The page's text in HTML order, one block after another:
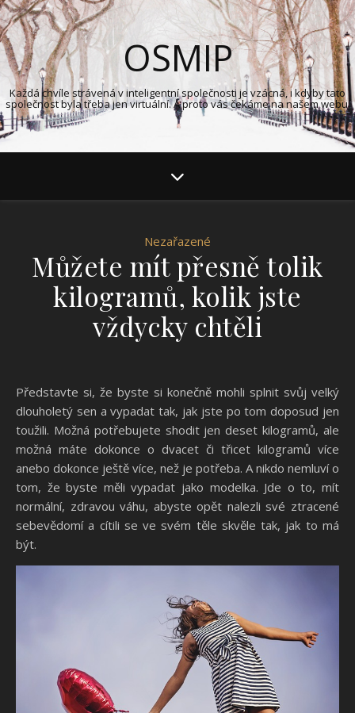
OSMIP
Každá chvíle strávená v inteligentní společnosti je vzácná, i kdyby tato
společnost byla třeba jen virtuální. A proto vás čekáme na našem webu.
Nezařazené
Můžete mít přesně tolik
kilogramů, kolik jste
vždycky chtěli
Představte si, že byste si konečně mohli splnit svůj velký
dlouholetý sen a vypadat tak, jak jste po tom doposud jen
toužili. Možná potřebujete shodit jen deset kilogramů, ale
možná máte dokonce o dvacet či třicet kilogramů více
anebo dokonce ještě více, než je potřeba. A nikdo nemluví o
tom, že byste měli vypadat jako modelka. Jde o to, mít
normální, zdravou váhu, abyste opět nalezli své ztracené
sebevědomí a cítili se ve svém těle skvěle tak, jak to má
být.